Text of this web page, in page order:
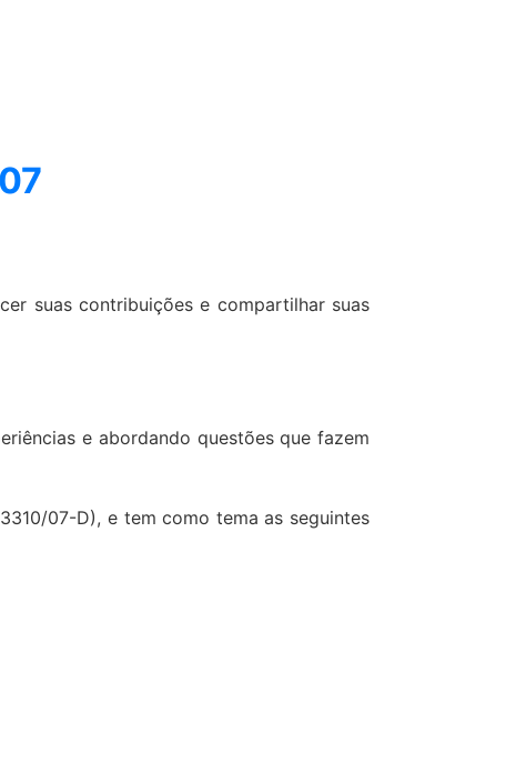
suas contribuições e compartilhar suas
e abordando questões que fazem
07-D), e tem como tema as seguintes